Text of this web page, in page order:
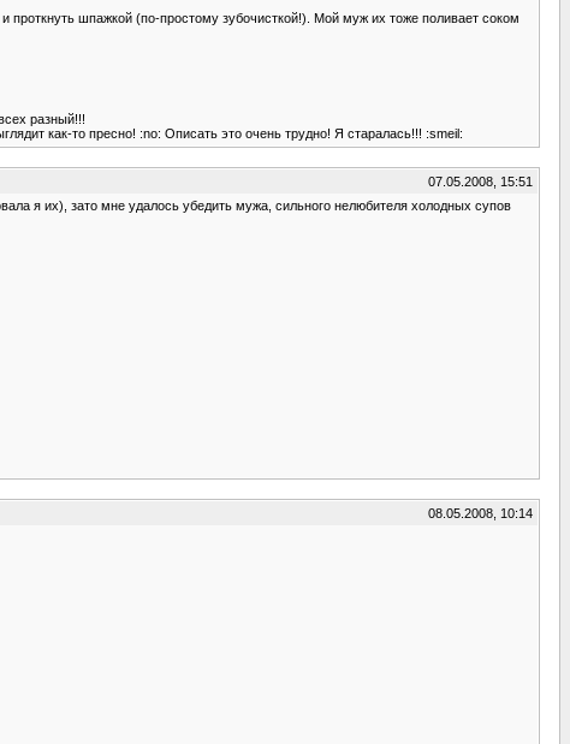
шпажкой (по-простому зубочисткой!). Мой муж их тоже поливает соком
разный!!!
как-то пресно! :no: Описать это очень трудно! Я старалась!!! :smeil:
07.05.2008, 15:51
я их), зато мне удалось убедить мужа, сильного нелюбителя холодных супов
08.05.2008, 10:14